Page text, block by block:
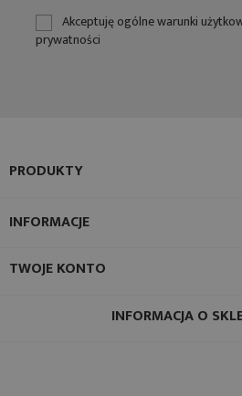
Akceptuję ogólne warunki
prywatności
PRODUKTY
INFORMACJE
TWOJE KONTO
INFORMACJA O